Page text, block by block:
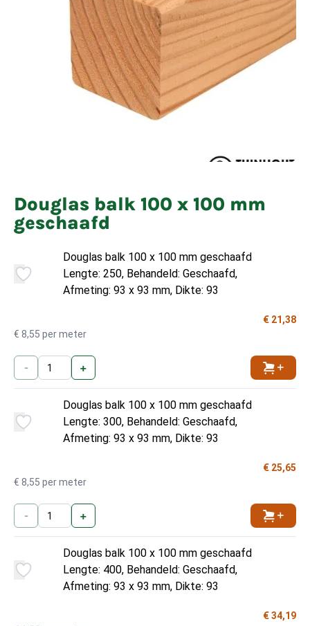
Douglas balk 100 x 100 mm
geschaafd
Douglas balk 100 x 100 mm geschaafd
Lengte: 250, Behandeld: Geschaafd,
Afmeting: 93 x 93 mm, Dikte: 93
€ 21,38
€ 8,55 per meter
- +
Douglas balk 100 x 100 mm geschaafd
Lengte: 300, Behandeld: Geschaafd,
Afmeting: 93 x 93 mm, Dikte: 93
€ 25,65
€ 8,55 per meter
- +
Douglas balk 100 x 100 mm geschaafd
Lengte: 400, Behandeld: Geschaafd,
Afmeting: 93 x 93 mm, Dikte: 93
€ 34,19